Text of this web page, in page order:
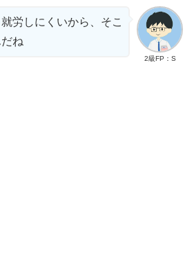
2級FP：S
労しにくいから、そこ
ね